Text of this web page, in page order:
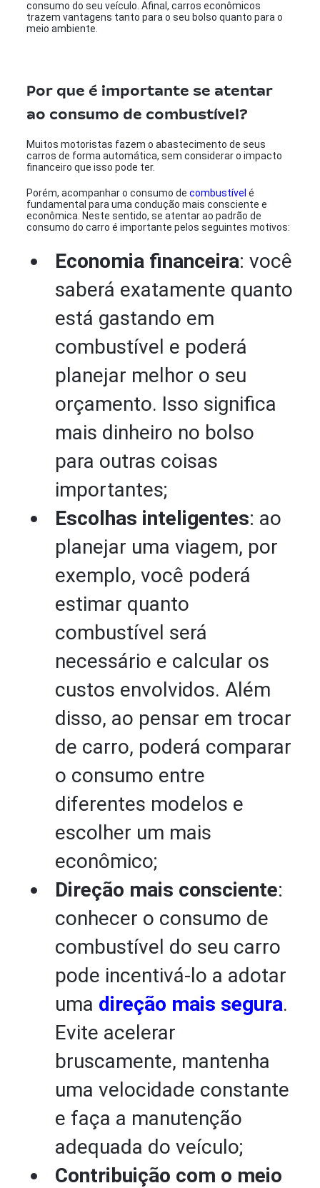
consumo do seu veículo. Afinal, carros econômicos
trazem vantagens tanto para o seu bolso quanto para o
meio ambiente.
Por que é importante se atentar
ao consumo de combustível?
Muitos motoristas fazem o abastecimento de seus
carros de forma automática, sem considerar o impacto
financeiro que isso pode ter.
Porém, acompanhar o consumo decombustível é
fundamental para uma condução mais consciente e
econômica. Neste sentido, se atentar ao padrão de
consumo do carro é importante pelos seguintes motivos:
Economia financeira: você
saberá exatamente quanto
está gastando em
combustível e poderá
planejar melhor o seu
orçamento. Isso significa
mais dinheiro no bolso
para outras coisas
importantes;
Escolhas inteligentes: ao
planejar uma viagem, por
exemplo, você poderá
estimar quanto
combustível será
necessário e calcular os
custos envolvidos. Além
disso, ao pensar em trocar
de carro, poderá comparar
o consumo entre
diferentes modelos e
escolher um mais
econômico;
Direção mais consciente:
conhecer o consumo de
combustível do seu carro
pode incentivá-lo a adotar
uma direção mais segura.
Evite acelerar
bruscamente, mantenha
uma velocidade constante
e faça a manutenção
adequada do veículo;
Contribuição com o meio